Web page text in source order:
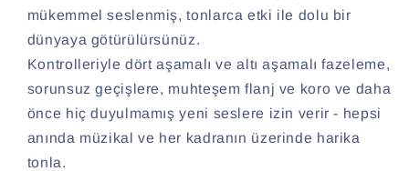
mükemmel seslenmiş, tonlarca etki ile dolu bir
dünyaya götürülürsünüz.
Kontrolleriyle dört aşamalı ve altı aşamalı fazeleme,
sorunsuz geçişlere, muhteşem flanj ve koro ve daha
önce hiç duyulmamış yeni seslere izin verir - hepsi
anında müzikal ve her kadranın üzerinde harika
tonla.